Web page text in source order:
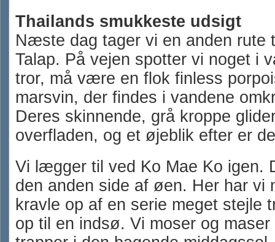
Thailands smukkeste udsigt
Næste dag tager vi en anden rute
Talap. På vejen spotter vi noget i
tror, må være en flok finless
marsvin, der findes i vandene
Deres skinnende, grå kroppe
overfladen, og et øjeblik efter er
Vi lægger til ved Ko Mae Ko igen.
den anden side af øen. Her har vi
kravle op af en serie meget stejle
op til en indsø. Vi moser og